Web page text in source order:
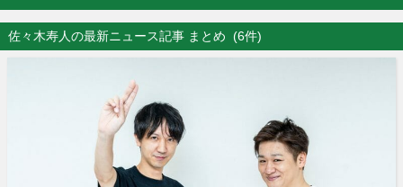
佐々木寿人の最新ニュース記事 まとめ (6件)